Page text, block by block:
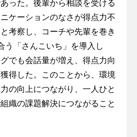
った。後輩から相談を受ける
ケーションのなさが得点力不
考察し、コーチや先輩を巻き
う「さんこいち」を導入し
でも会話量が増え、得点力向
得した。このことから、環境
の向上につながり、一人ひと
織の課題解決につながること